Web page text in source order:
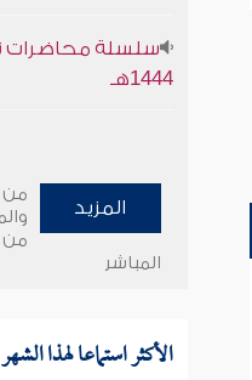
سلسلة محاضرات
1444هـ
المزيد
من
من
المباشر
الأكثر استماعا لهذا الشهر